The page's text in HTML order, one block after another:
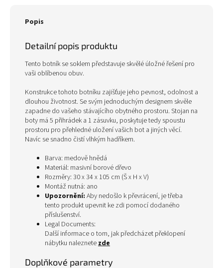
Popis
Detailní popis produktu
Tento botník se soklem představuje skvělé úložné řešení pro
vaši oblíbenou obuv.
Konstrukce tohoto botníku zajišťuje jeho pevnost, odolnost a
dlouhou životnost. Se svým jednoduchým designem skvěle
zapadne do vašeho stávajícího obytného prostoru. Stojan na
boty má 5 přihrádek a 1 zásuvku, poskytuje tedy spoustu
prostoru pro přehledné uložení vašich bot a jiných věcí.
Navíc se snadno čistí vlhkým hadříkem.
Barva: medově hnědá
Materiál: masivní borové dřevo
Rozměry: 30 x 34 x 105 cm (Š x H x V)
Montáž nutná: ano
Upozornění: Aby nedošlo k převrácení, je třeba
tento produkt upevnit ke zdi pomocí dodaného
příslušenství.
Legal Documents:
Další informace o tom, jak předcházet překlopení
nábytku naleznete zde
Doplňkové parametry